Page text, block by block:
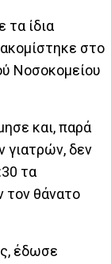
τα ίδια
στο
Νοσοκομείου
και, παρά
γιατρών, δεν
τα
τον θάνατο
έδωσε